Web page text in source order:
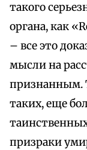
такого
органа, как
– все это
мысли на
признанным.
таких, еще
призраки